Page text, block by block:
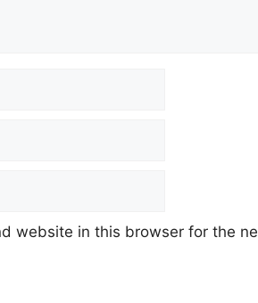
website in this browser for the